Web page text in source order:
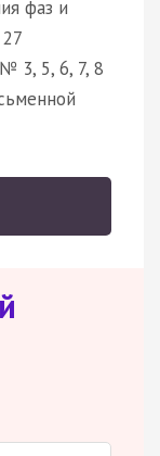
фаз и
3, 5, 6, 7, 8